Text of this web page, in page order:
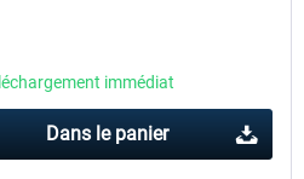
immédiat
Dans le panier